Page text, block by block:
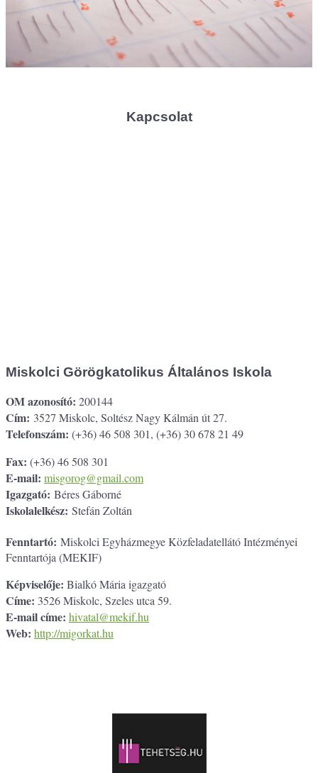
Kapcsolat
Miskolci Görögkatolikus Általános Iskola
OM azonosító: 200144
Cím: 3527 Miskolc, Soltész Nagy Kálmán út 27.
Telefonszám: (+36) 46 508 301, (+36) 30 678 21 49
Fax: (+36) 46 508 301
E-mail: misgorog@gmail.com
Igazgató: Béres Gáborné
Iskolalelkész: Stefán Zoltán
Fenntartó: Miskolci Egyházmegye Közfeladatellátó Intézményei
Fenntartója (MEKIF)
Képviselője: Bialkó Mária igazgató
Címe: 3526 Miskolc, Szeles utca 59.
E-mail címe: hivatal@mekif.hu
Web: http://migorkat.hu